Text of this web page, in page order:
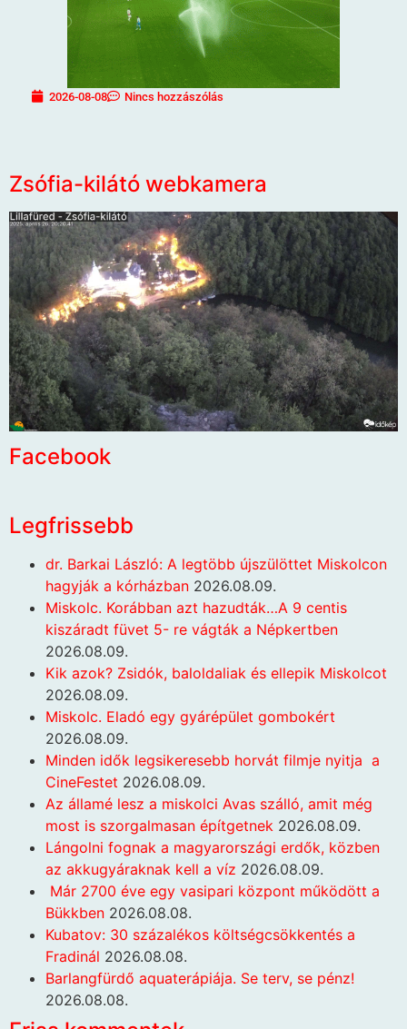
2026-08-08 Nincs hozzászólás
Zsófia-kilátó webkamera
Facebook
Legfrissebb
dr. Barkai László: A legtöbb újszülöttet Miskolcon
hagyják a kórházban 2026.08.09.
Miskolc. Korábban azt hazudták…A 9 centis
kiszáradt füvet 5- re vágták a Népkertben
2026.08.09.
Kik azok? Zsidók, baloldaliak és ellepik Miskolcot
2026.08.09.
Miskolc. Eladó egy gyárépület gombokért
2026.08.09.
Minden idők legsikeresebb horvát filmje nyitja a
CineFestet 2026.08.09.
Az államé lesz a miskolci Avas szálló, amit még
most is szorgalmasan építgetnek 2026.08.09.
Lángolni fognak a magyarországi erdők, közben
az akkugyáraknak kell a víz 2026.08.09.
Már 2700 éve egy vasipari központ működött a
Bükkben 2026.08.08.
Kubatov: 30 százalékos költségcsökkentés a
Fradinál 2026.08.08.
Barlangfürdő aquaterápiája. Se terv, se pénz!
2026.08.08.